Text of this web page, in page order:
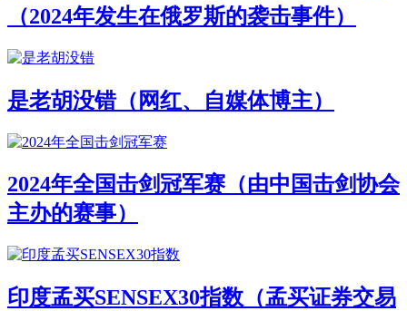
（2024年发生在俄罗斯的袭击事件）
是老胡没错（网红、自媒体博主）
2024年全国击剑冠军赛（由中国击剑协会
主办的赛事）
印度孟买SENSEX30指数（孟买证券交易